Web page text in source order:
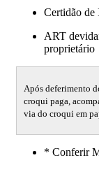
Certidão de
ART
proprietário
Após deferimento
croqui paga,
via do croqui em
* Conferir